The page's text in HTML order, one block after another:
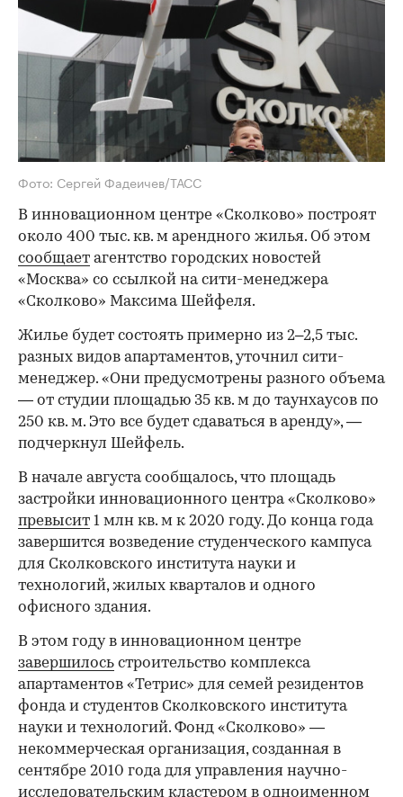
Фото: Сергей Фадеичев/ТАСС
В инновационном центре «Сколково» построят
около 400 тыс. кв. м арендного жилья. Об этом
сообщает агентство городских новостей
«Москва» со ссылкой на сити-менеджера
«Сколково» Максима Шейфеля.
Жилье будет состоять примерно из 2–2,5 тыс.
разных видов апартаментов, уточнил сити-
менеджер. «Они предусмотрены разного объема
— от студии площадью 35 кв. м до таунхаусов по
250 кв. м. Это все будет сдаваться в аренду», —
подчеркнул Шейфель.
В начале августа сообщалось, что площадь
застройки инновационного центра «Сколково»
превысит 1 млн кв. м к 2020 году. До конца года
завершится возведение студенческого кампуса
для Сколковского института науки и
технологий, жилых кварталов и одного
офисного здания.
В этом году в инновационном центре
завершилось строительство комплекса
апартаментов «Тетрис» для семей резидентов
фонда и студентов Сколковского института
науки и технологий. Фонд «Сколково» —
некоммерческая организация, созданная в
сентябре 2010 года для управления научно-
исследовательским кластером в одноименном